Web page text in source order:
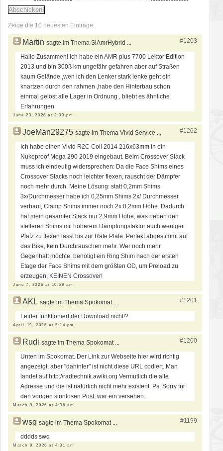
Zeige die 10 neuesten Einträge:
Martin sagte im Thema SlAmrHybrid ... #1203
Hallo Zusammen! Ich habe ein AMR plus 7700 Lektor Edition
2013 und bin 300ß km ungefähr gefahren aber auf Straßen
kaum Gelände ,wen ich den Lenker stark lenke geht ein
knartzen durch den rahmen ,habe den Hinterbau schon
einmal gelöst alle Lager in Ordnung , bliebt es ähnliche
Erfahrungen
June 23, 2026 at 2:03 pm
JoeMan29275 sagte im Thema Vivid Service ... #1202
Ich habe einen Vivid R2C Coil 2014 216x63mm in ein
Nukeproof Mega 290 2019 eingebaut. Beim Crossover Stack
muss ich eindeutig widersprechen: Da die Face Shims eines
Crossover Stacks noch leichter flexen, rauscht der Dämpfer
noch mehr durch. Meine Lösung: statt 0,2mm Shims
3x/Durchmesser habe ich 0,25mm Shims 2x/ Durchmesser
verbaut, Clamp Shims immer noch 2x 0,2mm Höhe. Dadurch
hat mein gesamter Stack nur 2,9mm Höhe, was neben den
steiferen Shims mit höherem Dämpfungsfaktor auch weniger
Platz zu flexen lässt bis zur Rate Plate. Perfekt abgestimmt auf
das Bike, kein Durchrauschen mehr. Wer noch mehr
Gegenhalt möchte, benötigt ein Ring Shim nach der ersten
Etage der Face Shims mit dem größten OD, um Preload zu
erzeugen, KEINEN Crossover!
June 7, 2026 at 10:59 am
AKL sagte im Thema Spokomat ... #1201
Leider funktioniert der Download nicht!?
April 19, 2026 at 5:14 pm
Rudi sagte im Thema Spokomat ... #1200
Unten im Spokomat. Der Link zur Webseite hier wird richtig
angezeigt, aber "dahinter" ist nicht diese URL codiert. Man
landet auf http://radtechnik.awiki.org Vermutlich die alte
Adresse und die ist natürlich nicht mehr existent. Ps. Sorry für
den vorigen sinnlosen Post, war ein versehen.
March 9, 2026 at 4:36 am
wsq sagte im Thema Spokomat ... #1199
dddds swq
March 9, 2026 at 4:31 am